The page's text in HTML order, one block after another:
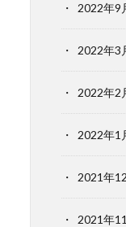
2022年9
2022年3
2022年2
2022年1
2021年
2021年